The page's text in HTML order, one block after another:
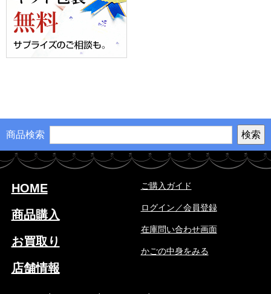
商品検索
HOME
商品購入
お買取り
店舗情報
ご購入ガイド
ログイン／会員登録
在庫問い合わせ画面
かごの中身をみる